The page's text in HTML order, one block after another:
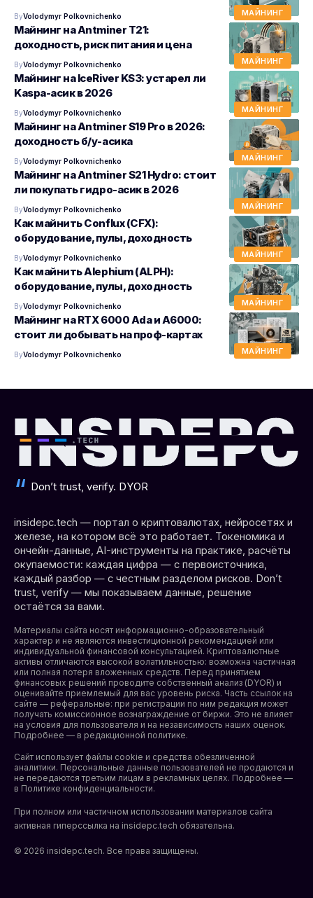
МАЙНИНГ
ByVolodymyr Polkovnichenko
МАЙНИНГ
Майнинг на Antminer T21:
доходность, риск питания и цена
ByVolodymyr Polkovnichenko
МАЙНИНГ
Майнинг на IceRiver KS3: устарел ли
Kaspa-асик в 2026
ByVolodymyr Polkovnichenko
МАЙНИНГ
Майнинг на Antminer S19 Pro в 2026:
доходность б/у-асика
ByVolodymyr Polkovnichenko
МАЙНИНГ
Майнинг на Antminer S21 Hydro: стоит
ли покупать гидро-асик в 2026
ByVolodymyr Polkovnichenko
МАЙНИНГ
Как майнить Conflux (CFX):
оборудование, пулы, доходность
ByVolodymyr Polkovnichenko
МАЙНИНГ
Как майнить Alephium (ALPH):
оборудование, пулы, доходность
ByVolodymyr Polkovnichenko
МАЙНИНГ
Майнинг на RTX 6000 Ada и A6000:
стоит ли добывать на проф-картах
ByVolodymyr Polkovnichenko
Don’t trust, verify. DYOR
insidepc.tech — портал о криптовалютах, нейросетях и
железе, на котором всё это работает. Токеномика и
ончейн-данные, AI-инструменты на практике, расчёты
окупаемости: каждая цифра — с первоисточника,
каждый разбор — с честным разделом рисков. Don’t
trust, verify — мы показываем данные, решение
остаётся за вами.
Материалы сайта носят информационно-образовательный
характер и не являются инвестиционной рекомендацией или
индивидуальной финансовой консультацией. Криптовалютные
активы отличаются высокой волатильностью: возможна частичная
или полная потеря вложенных средств. Перед принятием
финансовых решений проводите собственный анализ (DYOR) и
оценивайте приемлемый для вас уровень риска. Часть ссылок на
сайте — реферальные: при регистрации по ним редакция может
получать комиссионное вознаграждение от биржи. Это не влияет
на условия для пользователя и на независимость наших оценок.
Подробнее — в редакционной политике.
Сайт использует файлы cookie и средства обезличенной
аналитики. Персональные данные пользователей не продаются и
не передаются третьим лицам в рекламных целях. Подробнее —
в Политике конфиденциальности.
При полном или частичном использовании материалов сайта
активная гиперссылка на insidepc.tech обязательна.
© 2026 insidepc.tech. Все права защищены.